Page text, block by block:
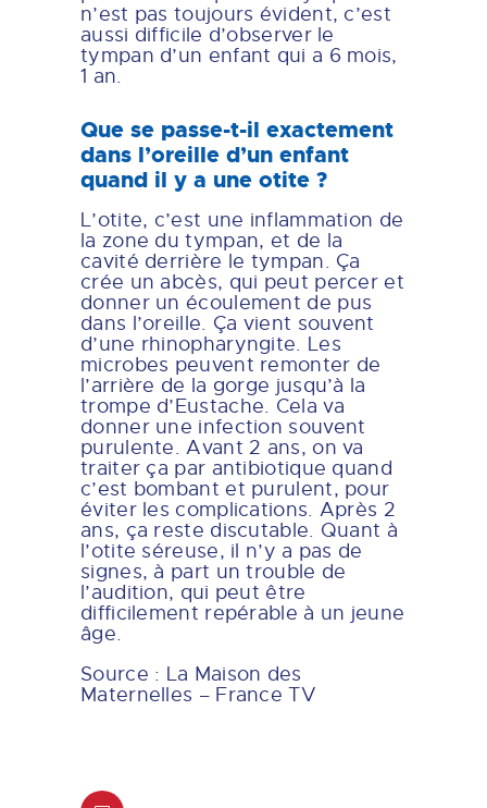
n’est pas toujours évident, c’est
aussi difficile d’observer le
tympan d’un enfant qui a 6 mois,
1 an.
Que se passe-t-il exactement
dans l’oreille d’un enfant
quand il y a une otite ?
L’otite, c’est une inflammation de
la zone du tympan, et de la
cavité derrière le tympan. Ça
crée un abcès, qui peut percer et
donner un écoulement de pus
dans l’oreille. Ça vient souvent
d’une rhinopharyngite. Les
microbes peuvent remonter de
l’arrière de la gorge jusqu’à la
trompe d’Eustache. Cela va
donner une infection souvent
purulente. Avant 2 ans, on va
traiter ça par antibiotique quand
c’est bombant et purulent, pour
éviter les complications. Après 2
ans, ça reste discutable. Quant à
l’otite séreuse, il n’y a pas de
signes, à part un trouble de
l’audition, qui peut être
difficilement repérable à un jeune
âge.
Source : La Maison des
Maternelles – France TV